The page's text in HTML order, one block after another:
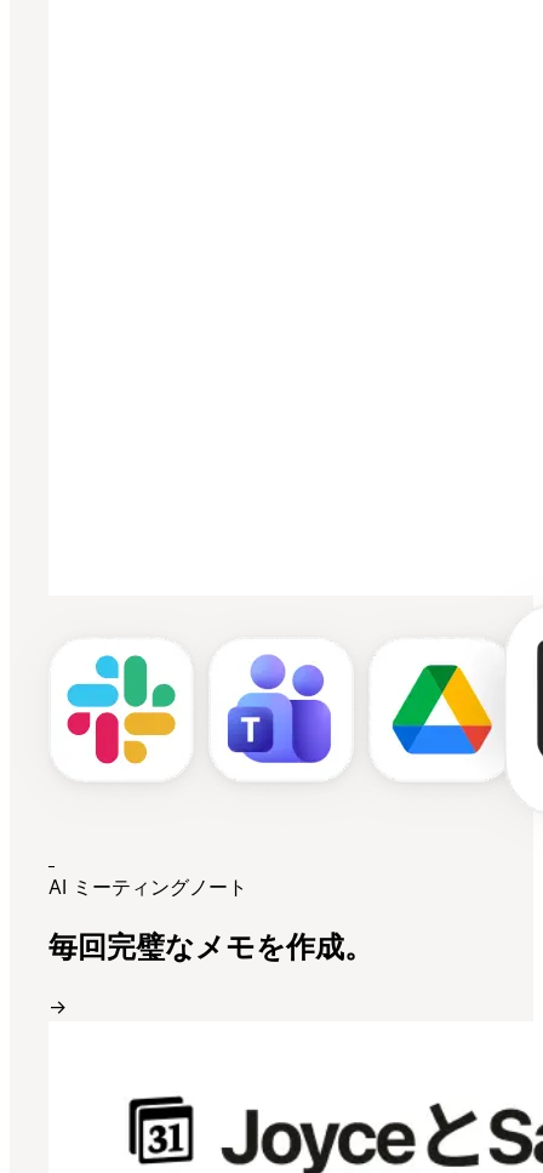
AI ミーティングノート
毎回完璧なメモを作成。
→